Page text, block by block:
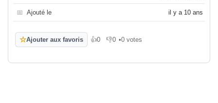
📅 Ajouté le il y a 10 ans
☆Ajouter aux favoris 👍0
J'aime 👎0
Je n'aime pas
•0 votes